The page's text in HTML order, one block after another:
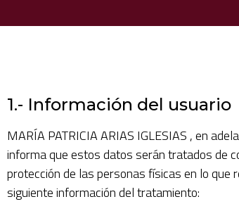
1.- Información del usuario
MARÍA PATRICIA ARIAS IGLESIAS , en
informa que estos datos serán tratados de
protección de las personas físicas en lo
siguiente información del tratamiento: